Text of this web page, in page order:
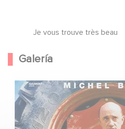
Je vous trouve très beau
Galería